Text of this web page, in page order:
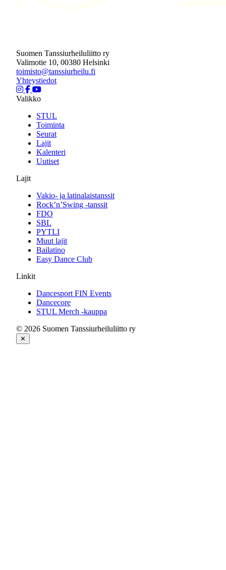
Suomen Tanssiurheiluliitto ry
Valimotie 10, 00380 Helsinki
toimisto@tanssiurheilu.fi
Yhteystiedot
Valikko
STUL
Toiminta
Seurat
Lajit
Kalenteri
Uutiset
Lajit
Vakio- ja latinalaistanssit
Rock’n’Swing -tanssit
FDO
SBL
PYTLI
Muut lajit
Bailatino
Easy Dance Club
Linkit
Dancesport FIN Events
Dancecore
STUL Merch -kauppa
© 2026 Suomen Tanssiurheiluliitto ry
✕